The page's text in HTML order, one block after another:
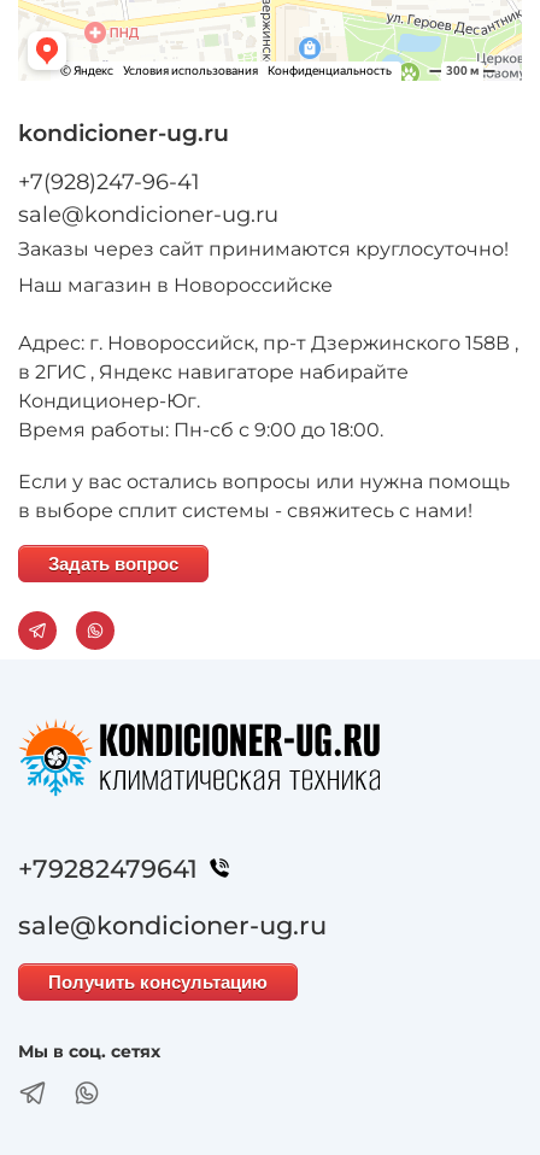
kondicioner-ug.ru
+7(928)247-96-41
sale@kondicioner-ug.ru
Заказы через сайт принимаются круглосуточно!
Наш магазин в Новороссийске
Адрес: г. Новороссийск, пр-т Дзержинского 158В ,
в 2ГИС , Яндекс навигаторе набирайте
Кондиционер-Юг.
Время работы: Пн-сб с 9:00 до 18:00.
Если у вас остались вопросы или нужна помощь
в выборе сплит системы - свяжитесь с нами!
Задать вопрос
+79282479641
sale@kondicioner-ug.ru
Получить консультацию
Мы в соц. сетях